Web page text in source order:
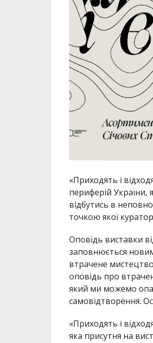
«Приходять і
периферій України,
відбутись в
точкою якої
Оповідь виставки
заповнюється
втрачене
оповідь про
який ми можемо
самовідтворення.
«Приходять і
яка присутня на